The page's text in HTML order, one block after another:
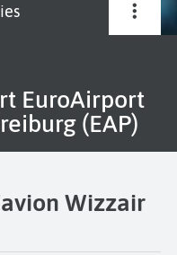
(EAP)
Wizzair